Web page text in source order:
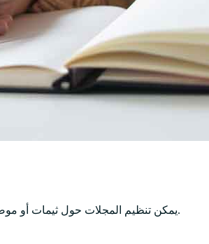
يمكن تنظيم المجلات حول ثيمات أو، أو مجلة مشروع معين).